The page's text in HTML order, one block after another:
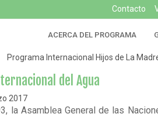
Contacto
ACERCA DEL PROGRAMA
Programa Internacional Hijos de La
del Agua
2017
la Asamblea General de las